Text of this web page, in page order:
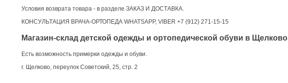
Условия возврата товара - в разделе ЗАКАЗ И ДОСТАВКА.
КОНСУЛЬТАЦИЯ ВРАЧА-ОРТОПЕДА WHATSAPP, VIBER +7 (912) 271-15-15
Магазин-склад детской одежды и ортопедической обуви в Щелково
Есть возможность примерки одежды и обуви.
г. Щелково, переулок Советский, 25, стр. 2